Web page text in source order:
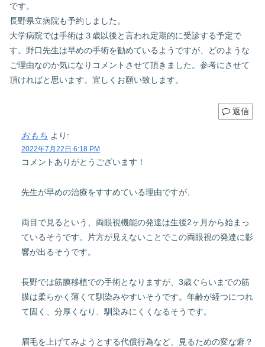
です。
長野県立病院も予約しました。
大学病院では手術は３歳以後と言われ定期的に受診する予定で
す。野口先生は早めの手術を勧めているようですが、どのような
ご理由なのか気になりコメントさせて頂きました。参考にさせて
頂ければと思います。宜しくお願い致します。
返信
おもち より:
2022年7月22日 6:18 PM
コメントありがとうございます！
先生が早めの治療をすすめている理由ですが、
両目で見るという、両眼視機能の発達は生後2ヶ月から始まっ
ているそうです。片方が見えないことでこの両眼視の発達に影
響が出るそうです。
長野では筋膜移植での手術となりますが、3歳ぐらいまでの筋
膜は柔らかく薄くて馴染みやすいそうです。年齢が経つにつれ
て固く、分厚くなり、馴染みにくくなるそうです。
眉毛を上げてみようとする代償行為など、見るための変な癖？